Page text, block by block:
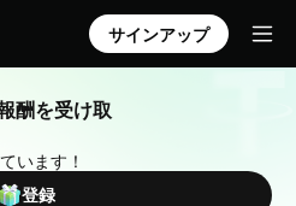
サインアップ
酬を受け取
います！
登録